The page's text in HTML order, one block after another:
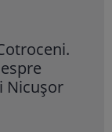
Nicușor